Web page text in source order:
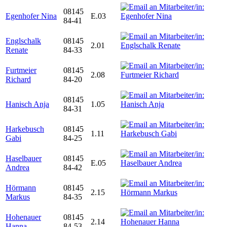
Egenhofer Nina
08145
84-41
E.03
Englschalk
Renate
08145
84-33
2.01
Furtmeier
Richard
08145
84-20
2.08
Hanisch Anja
08145
84-31
1.05
Harkebusch
Gabi
08145
84-25
1.11
Haselbauer
Andrea
08145
84-42
E.05
Hörmann
Markus
08145
84-35
2.15
Hohenauer
08145
2.14